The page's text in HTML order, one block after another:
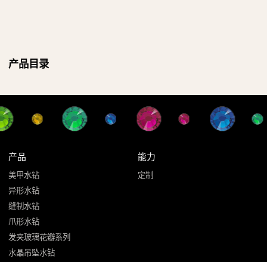
产品目录
产品
美甲水钻
异形水钻
缝制水钻
爪形水钻
发夹玻璃花瓣系列
水晶吊坠水钻
能力
定制